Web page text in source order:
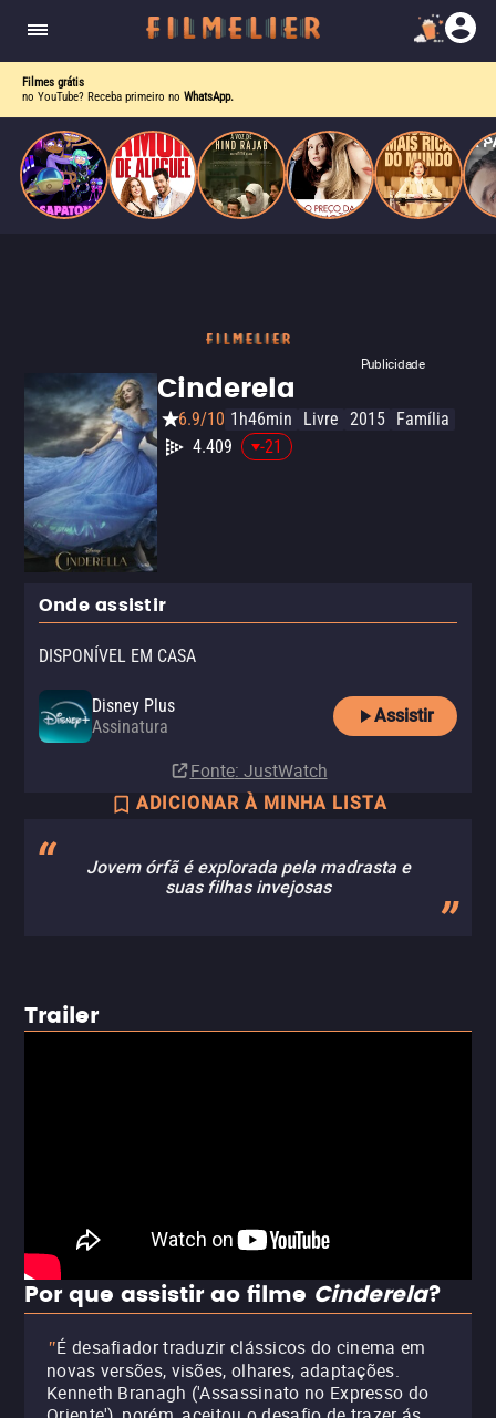
Filmes grátis
no YouTube? Receba primeiro no WhatsApp.
Publicidade
Cinderela
6.9/10 1h46min Livre 2015 Família
4.409
-21
Onde assistir
DISPONÍVEL EM CASA
Disney Plus
Assinatura
Assistir
Fonte: JustWatch
ADICIONAR À MINHA LISTA
Jovem órfã é explorada pela madrasta e
suas filhas invejosas
Trailer
Por que assistir ao filme Cinderela?
"É desafiador traduzir clássicos do cinema em
novas versões, visões, olhares, adaptações.
Kenneth Branagh ('Assassinato no Expresso do
ela descobre que o verdadeiro poder vem de